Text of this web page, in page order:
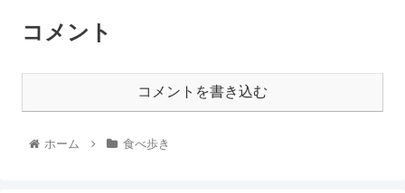
コメント
コメントを書き込む
ホーム 食べ歩き